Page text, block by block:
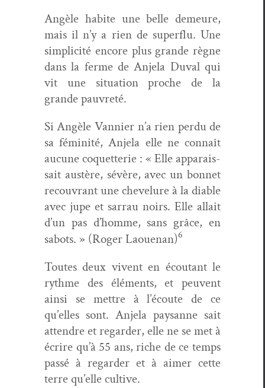
Angèle habite une belle demeure,
mais il n’y a rien de super­flu. Une
sim­plic­ité encore plus grande règne
dans la ferme de Anjela Duval qui
vit une sit­u­a­tion proche de la
grande pauvreté.
Si Angèle Van­nier n’a rien per­du de
sa féminité, Anjela elle ne con­naît
aucune coquet­terie : « Elle appa­rais­
sait austère, sévère, avec un bon­net
recou­vrant une chevelure à la dia­ble
avec jupe et sar­rau noirs. Elle allait
d’un pas d’homme, sans grâce, en
sabots. » (Roger Laoue­nan)6
Toutes deux vivent en écoutant le
rythme des élé­ments, et peu­vent
ain­si se met­tre à l’écoute de ce
qu’elles sont. Anjela paysanne sait
atten­dre et regarder, elle ne se met à
écrire qu’à 55 ans, riche de ce temps
passé à regarder et à aimer cette
terre qu’elle cultive.